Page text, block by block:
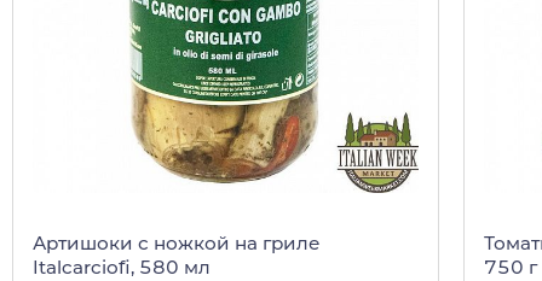
Артишоки с ножкой на гриле
Italcarciofi, 580 мл
750 г